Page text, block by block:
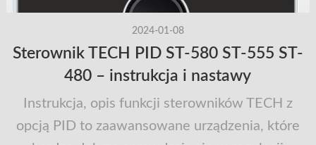
2024-01-08
Sterownik TECH PID ST-580 ST-555 ST-
480 – instrukcja i nastawy
Instrukcja, opis funkcji sterowników TECH z
opcją PID to zaawansowane urządzenia, które